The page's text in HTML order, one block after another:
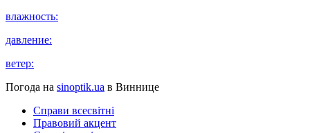
влажность:
давление:
ветер:
Погода на sinoptik.ua в Виннице
Справи всесвітні
Правовий акцент